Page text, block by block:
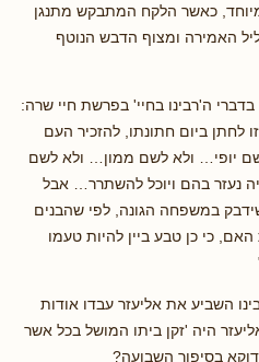
כאשר הלקח המתבקש מתנגן
האמירה ומצוף הדבש הנוטף
ה'רבינו בחיי' בפרשת חיי שרה:
לחתן ביום חתונתו, להזכיר העם
יופי… ולא לשם ממון… ולא לשם
נעזר בהם ויוכל להשתרר… אבל
במשפחה הגונה, לפי שהבנים
כי כן טבע ביין להיות טעמו
השביע את אליעזר עבדו אודות
היה 'זקן ביתו המושל בכל אשר
בסיפור השבועה?